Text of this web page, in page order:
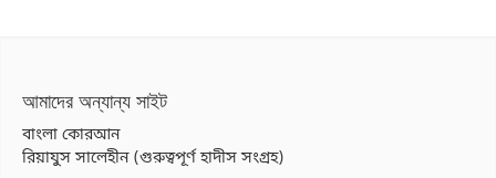
আমাদের অন্যান্য সাইট
বাংলা কোরআন
রিয়াযুস সালেহীন (গুরুত্বপূর্ণ হাদীস সংগ্রহ)